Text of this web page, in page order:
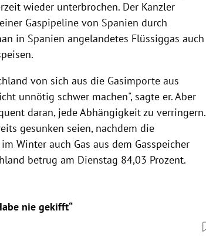
wieder unterbrochen. Der Kanzler
Gaspipeline von Spanien durch
in Spanien angelandetes Flüssiggas auch
von sich aus die Gasimporte aus
unnötig schwer machen", sagte er. Aber
daran, jede Abhängigkeit zu verringern.
gesunken seien, nachdem die
Winter auch Gas aus dem Gasspeicher
betrug am Dienstag 84,03 Prozent.
nie gekifft“